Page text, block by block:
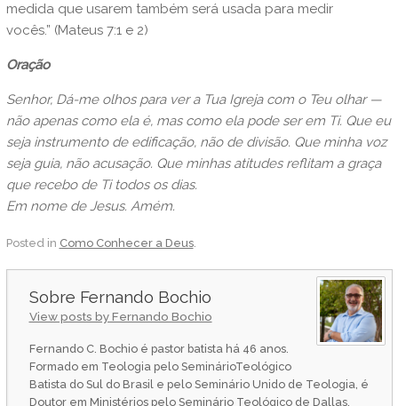
medida que usarem também será usada para medir
vocês.” (Mateus 7:1 e 2)
Oração
Senhor, Dá-me olhos para ver a Tua Igreja com o Teu olhar —
não apenas como ela é, mas como ela pode ser em Ti. Que eu
seja instrumento de edificação, não de divisão. Que minha voz
seja guia, não acusação. Que minhas atitudes reflitam a graça
que recebo de Ti todos os dias.
Em nome de Jesus. Amém.
Posted in Como Conhecer a Deus.
Fernando Bochio
View posts by Fernando Bochio
Fernando C. Bochio é pastor batista há 46 anos.
Formado em Teologia pelo SeminárioTeológico
Batista do Sul do Brasil e pelo Seminário Unido de Teologia, é
Doutor em Ministérios pelo Seminário Teológico de Dallas,